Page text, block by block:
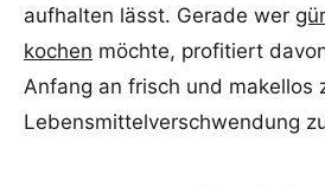
aufhalten lässt. Gerade wer
kochen möchte, profitiert
Anfang an frisch und makellos
Lebensmittelverschwendung